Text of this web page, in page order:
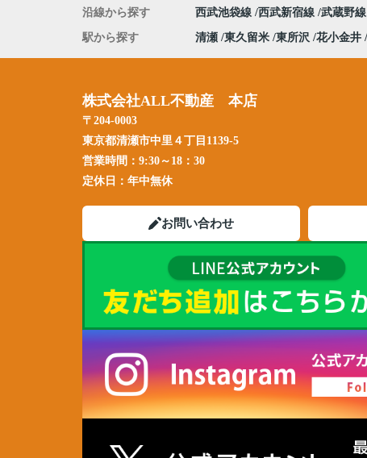
沿線から探す 西武池袋線 西武新宿線 武蔵野線
駅から探す 清瀬 東久留米 東所沢 花小金井
株式会社ALL不動産 本店
〒204-0003
東京都清瀬市中里４丁目1139-5
営業時間： 9:30～18：30
定休日： 年中無休
お問い合わせ